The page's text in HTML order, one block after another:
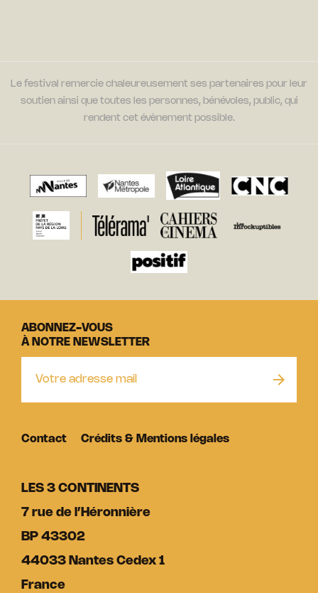
Le festival remercie chaleureusement ses partenaires pour leur
soutien ainsi que toutes les personnes, bénévoles, public, qui
rendent cet évènement possible.
LES 3 CONTINENTS
7 rue de l’Héronnière
BP 43302
44033 Nantes Cedex 1
France
ABONNEZ-VOUS
À NOTRE NEWSLETTER
Contact Crédits & Mentions légales